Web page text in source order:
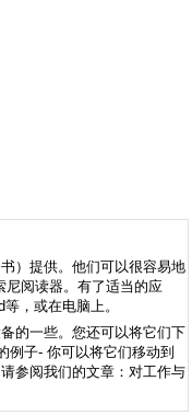
）提供。他们可以很容易地
尼阅读器。有了适当的应
，或在电脑上。
的一些。您还可以将它们下
例子- 你可以将它们移动到
参阅我们的文章：对工作与